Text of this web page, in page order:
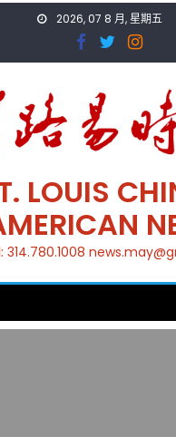
2026, 07 8 月, 星期五
LOUIS
314.780.1008